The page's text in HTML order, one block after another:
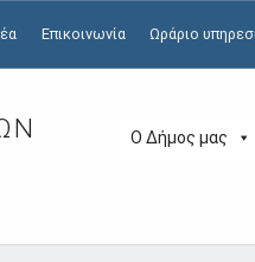
Ο Δήμος μας
Επικοινωνία Ωράριο